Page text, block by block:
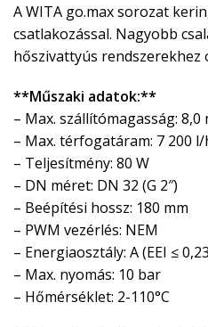
A WITA go.max sorozat
csatlakozással. Nagyobb
hőszivattyús rendszerekhez
**Műszaki adatok:**
– Max. szállítómagasság: 8,0
– Max. térfogatáram: 7 200 l/
– Teljesítmény: 80 W
– DN méret: DN 32 (G 2″)
– Beépítési hossz: 180 mm
– PWM vezérlés: NEM
– Energiaosztály: A (EEI ≤
– Max. nyomás: 10 bar
– Hőmérséklet: 2-110°C